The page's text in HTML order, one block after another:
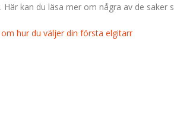
Här kan du läsa mer om några av de
hur du väljer din första elgitarr